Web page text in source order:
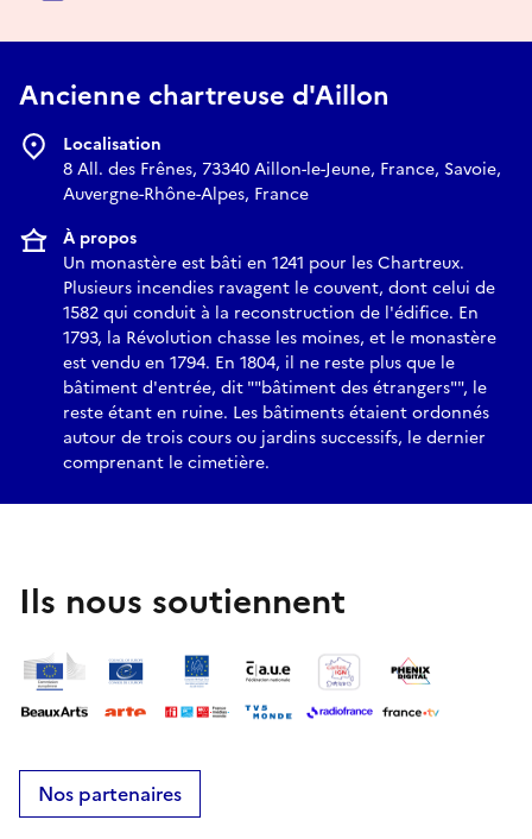
Ancienne chartreuse d'Aillon
Localisation
8 All. des Frênes, 73340 Aillon-le-Jeune, France, Savoie,
Auvergne-Rhône-Alpes, France
À propos
Un monastère est bâti en 1241 pour les Chartreux.
Plusieurs incendies ravagent le couvent, dont celui de
1582 qui conduit à la reconstruction de l'édifice. En
1793, la Révolution chasse les moines, et le monastère
est vendu en 1794. En 1804, il ne reste plus que le
bâtiment d'entrée, dit ""bâtiment des étrangers"", le
reste étant en ruine. Les bâtiments étaient ordonnés
autour de trois cours ou jardins successifs, le dernier
comprenant le cimetière.
Ils nous soutiennent
Nos partenaires